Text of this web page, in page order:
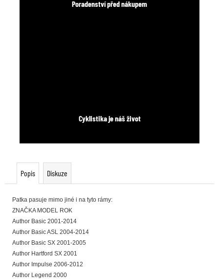
Poradenství před nákupem
Cyklistika je náš život
Popis Diskuze
Patka pasuje mimo jiné i na tyto rámy:
ZNAČKA MODEL ROK
Author Basic 2001-2014
Author Basic ASL 2004-2014
Author Basic SX 2001-2005
Author Hartford SX 2001
Author Impulse 2006-2012
Author Legend 2000